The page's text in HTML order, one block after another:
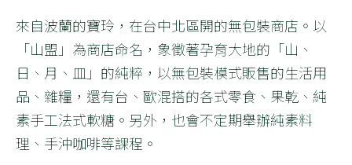
來自波蘭的寶玲，在台中北區開的無包裝商店。以
「山盟」為商店命名，象徵著孕育大地的「山、
日、月、皿」的純粹，以無包裝模式販售的生活用
品、雜糧，還有台、歐混搭的各式零食、果乾、純
素手工法式軟糖。另外，也會不定期舉辦純素料
理、手沖咖啡等課程。